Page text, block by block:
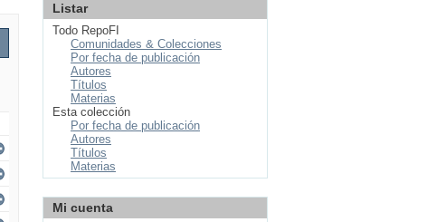
Listar
Todo RepoFI
Comunidades & Colecciones
Por fecha de publicación
Autores
Títulos
Materias
Esta colección
Por fecha de publicación
Autores
Títulos
Materias
Mi cuenta